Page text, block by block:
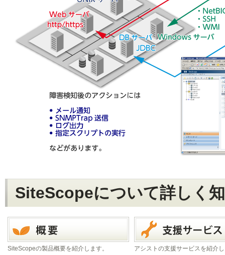
SiteScopeについて詳しく
SiteScopeの製品概要を紹介します。 アシストの支援サービスを紹介